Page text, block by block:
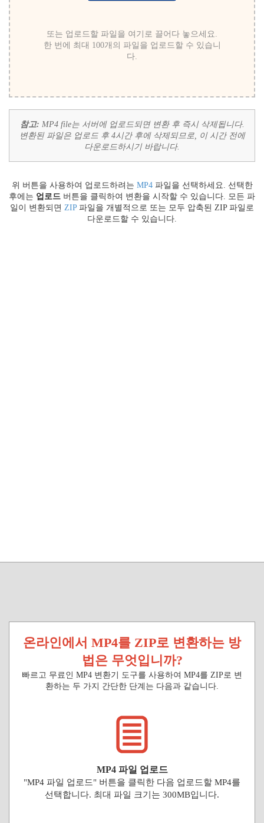
또는 업로드할 파일을 여기로 끌어다 놓으세요.
한 번에 최대 100개의 파일을 업로드할 수 있습니
다.
참고: MP4 file는 서버에 업로드되면 변환 후 즉시 삭제됩니다.
변환된 파일은 업로드 후 4시간 후에 삭제되므로, 이 시간 전에
다운로드하시기 바랍니다.
위 버튼을 사용하여 업로드하려는 MP4파일을 선택하세요. 선택한
후에는 업로드 버튼을 클릭하여 변환을 시작할 수 있습니다. 모든 파
일이 변환되면 ZIP파일을 개별적으로 또는 모두 압축된 ZIP 파일로
다운로드할 수 있습니다.
온라인에서 MP4를 ZIP로 변환하는 방
법은 무엇입니까?
빠르고 무료인 MP4 변환기 도구를 사용하여 MP4를 ZIP로 변
환하는 두 가지 간단한 단계는 다음과 같습니다.
MP4 파일 업로드
"MP4 파일 업로드" 버튼을 클릭한 다음 업로드할 MP4를
선택합니다. 최대 파일 크기는 300MB입니다.